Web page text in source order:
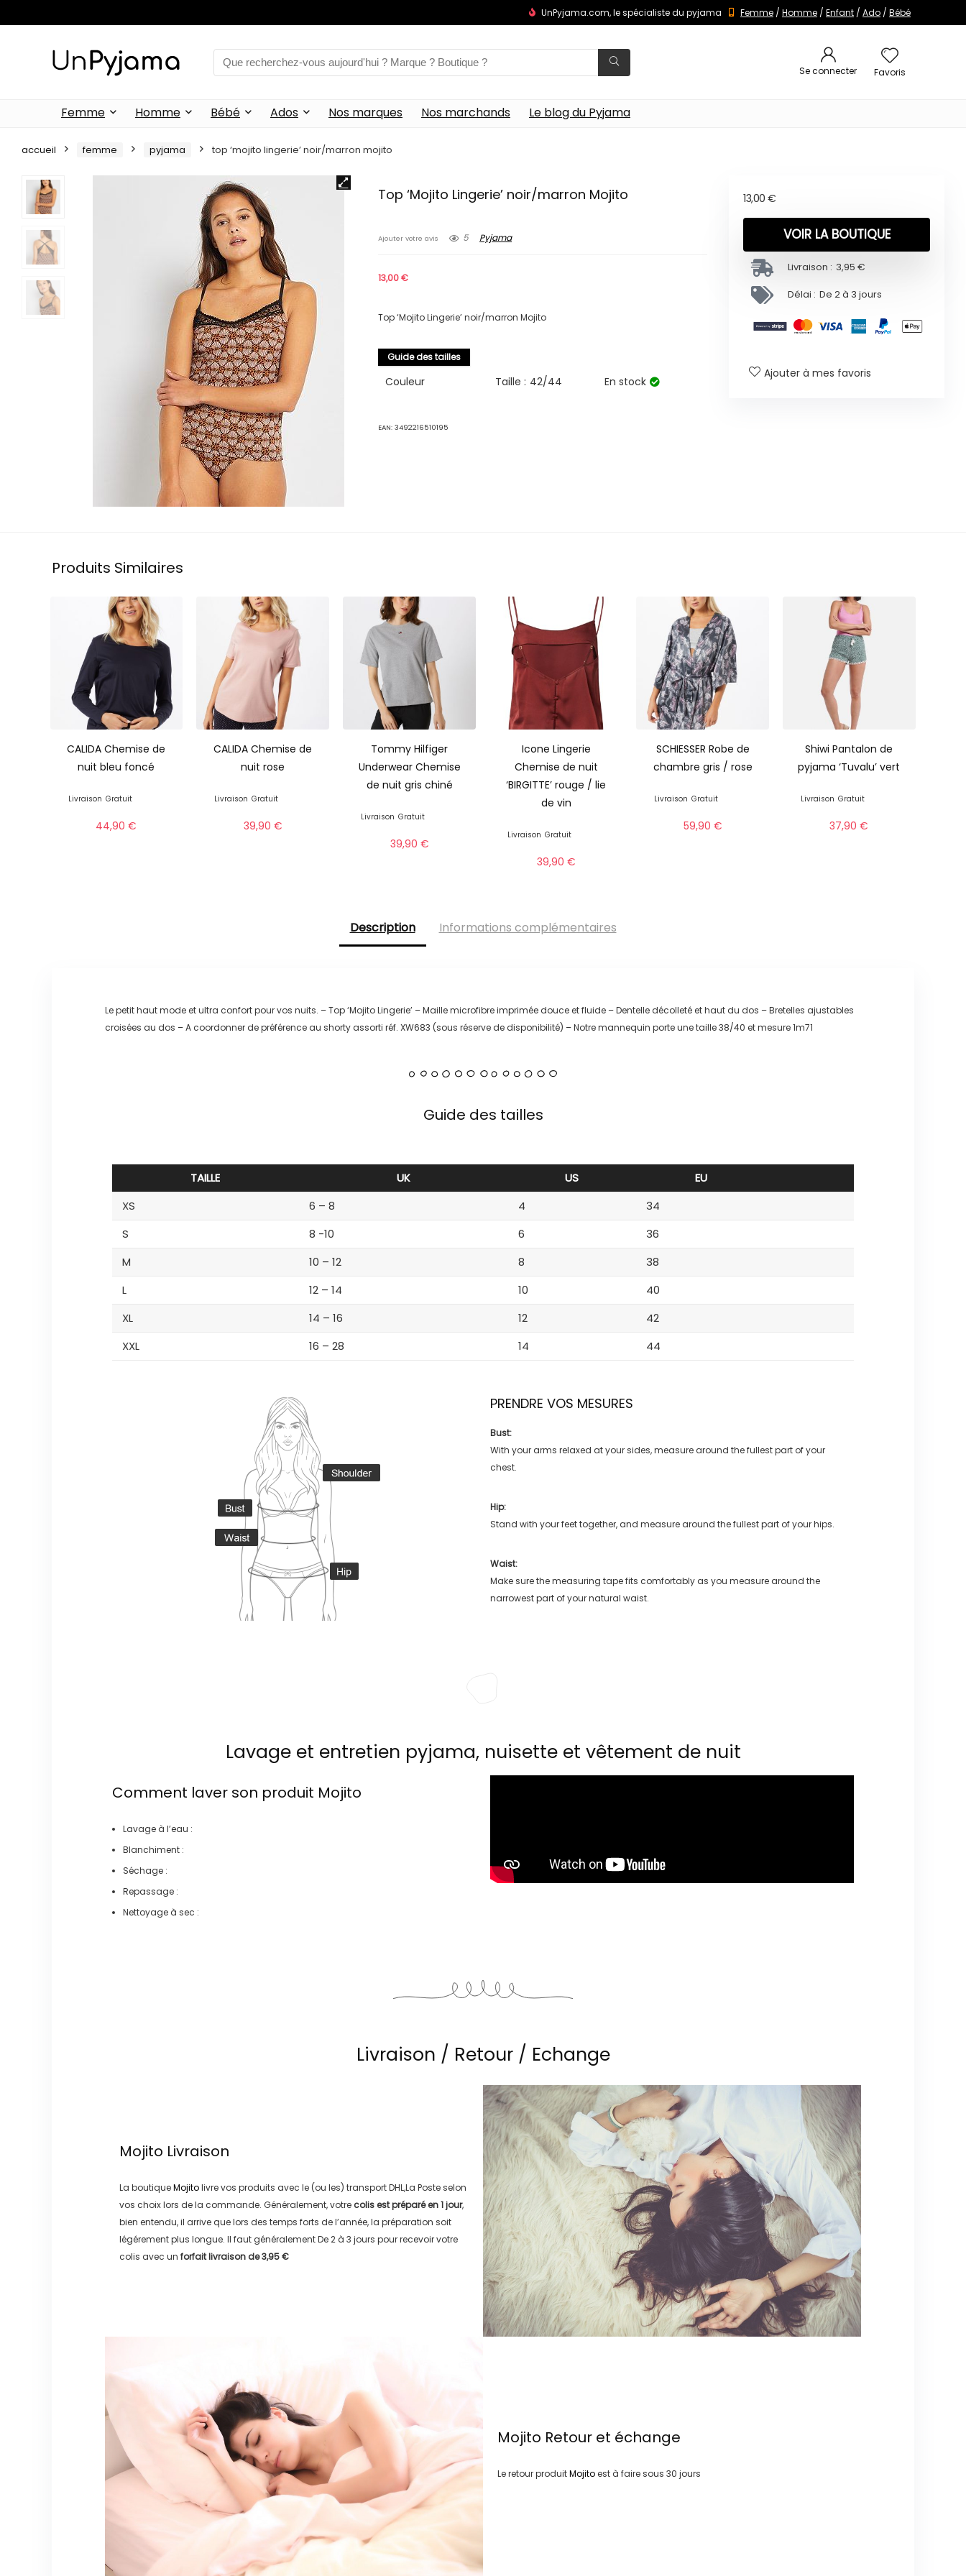
UnPyjama.com, le spécialiste du pyjama Femme / Homme / Enfant / Ado / Bébé
Se connecter Favoris
Femme Homme Bébé Ados Nos marques Nos marchands Le blog du Pyjama
accueil femme pyjama top ‘mojito lingerie’ noir/marron mojito
Top ‘Mojito Lingerie’ noir/marron Mojito
Ajouter votre avis 5 Pyjama
13,00€
Top ‘Mojito Lingerie’ noir/marron Mojito
Guide des tailles
Couleur Taille : 42/44 En stock
EAN:3492216510195
13,00 €
VOIR LA BOUTIQUE
Livraison : 3,95 €
Délai : De 2 à 3 jours
Ajouter à mes favoris
Produits Similaires
CALIDA Chemise de
nuit bleu foncé
Livraison Gratuit
44,90€
CALIDA Chemise de
nuit rose
Livraison Gratuit
39,90 €
Tommy Hilfiger
Underwear Chemise
de nuit gris chiné
Livraison Gratuit
39,90 €
Icone Lingerie
Chemise de nuit
‘BIRGITTE’ rouge / lie
de vin
Livraison Gratuit
39,90 €
SCHIESSER Robe de
chambre gris / rose
Livraison Gratuit
59,90 €
Shiwi Pantalon de
pyjama ‘Tuvalu’ vert
Livraison Gratuit
37,90€
Description Informations complémentaires
Le petit haut mode et ultra confort pour vos nuits. – Top ‘Mojito Lingerie’ – Maille microfibre imprimée douce et fluide – Dentelle décolleté et haut du dos – Bretelles ajustables
croisées au dos – A coordonner de préférence au shorty assorti réf. XW683 (sous réserve de disponibilité) – Notre mannequin porte une taille 38/40 et mesure 1m71
Guide des tailles
TAILLE UK US
EU
XS
6 – 8 4
34
S
8 -10 6
36
M
10 – 12 8
38
L
12 – 14 10
40
XL
14 – 16 12
42
XXL
16 – 28 14 44
PRENDRE VOS MESURES
Bust:
With your arms relaxed at your sides, measure around the fullest part of your
chest.
Hip:
Stand with your feet together, and measure around the fullest part of your hips.
Waist:
Make sure the measuring tape fits comfortably as you measure around the
narrowest part of your natural waist.
Lavage et entretien pyjama, nuisette et vêtement de nuit
Comment laver son produit Mojito
Lavage à l’eau :
Blanchiment :
Séchage :
Repassage :
Nettoyage à sec :
Livraison / Retour / Echange
Mojito Livraison
La boutiqueMojitolivre vos produits avec le (ou les) transportDHL,La Posteselon
vos choix lors de la commande. Généralement, votre colis est préparé en1 jour,
bien entendu, il arrive que lors des temps forts de l’année, la préparation soit
légérement plus longue. Il faut généralementDe 2 à 3 jours pour recevoir votre
colis avec un forfait livraison de3,95 €
Mojito Retour et échange
Le retour produitMojitoest à faire sous 30 jours